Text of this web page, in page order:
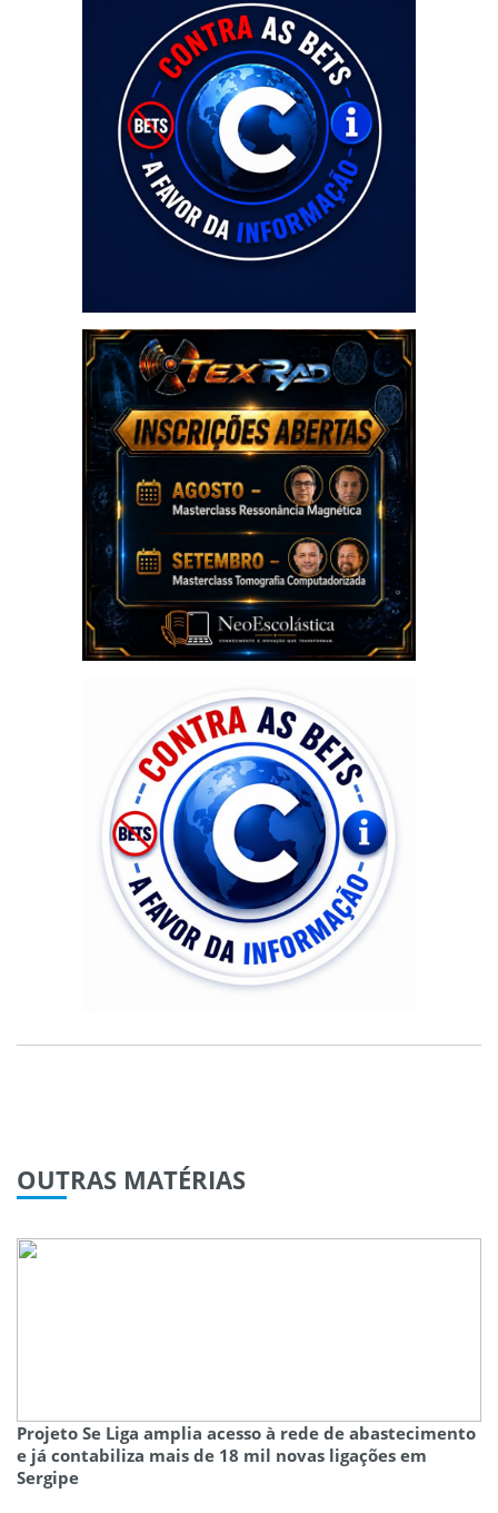
OUTRAS MATÉRIAS
Projeto Se Liga amplia acesso à rede de abastecimento
e já contabiliza mais de 18 mil novas ligações em
Sergipe